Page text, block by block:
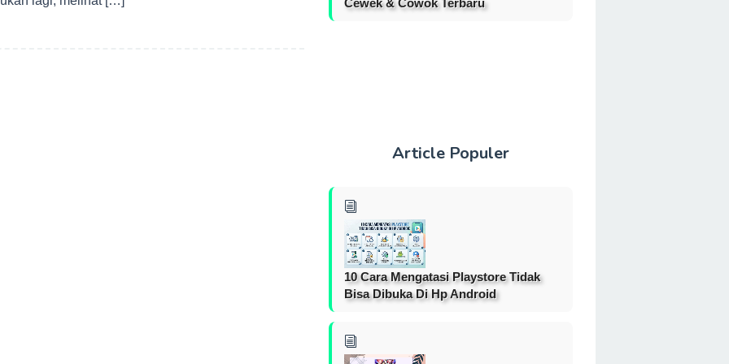
Cewek & Cowok Terbaru
Article Populer
10 Cara Mengatasi Playstore Tidak
Bisa Dibuka Di Hp Android